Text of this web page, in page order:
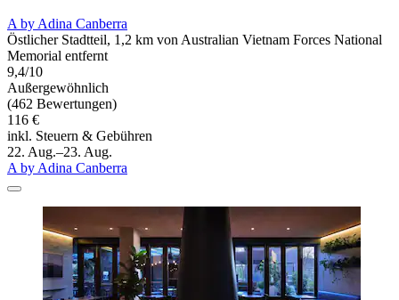
A by Adina Canberra
Östlicher Stadtteil, 1,2 km von Australian Vietnam Forces National
Memorial entfernt
9,4/10
Außergewöhnlich
(462 Bewertungen)
116 €
inkl. Steuern & Gebühren
22. Aug.–23. Aug.
A by Adina Canberra